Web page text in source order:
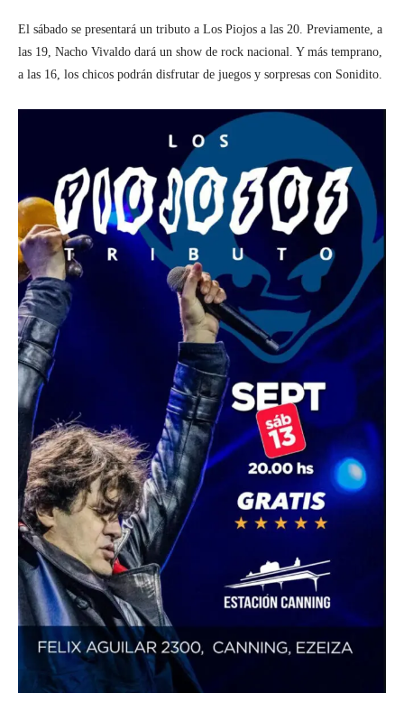
El sábado se presentará un tributo a Los Piojos a las 20. Previamente, a
las 19, Nacho Vivaldo dará un show de rock nacional. Y más temprano,
a las 16, los chicos podrán disfrutar de juegos y sorpresas con Sonidito.